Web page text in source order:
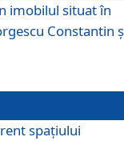
imobilul situat în
Constantin
spaţiului